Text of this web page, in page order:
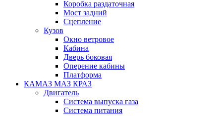
Коробка раздаточная
Мост задний
Сцепление
Кузов
Окно ветровое
Кабина
Дверь боковая
Оперение кабины
Платформа
КАМАЗ МАЗ КРАЗ
Двигатель
Система выпуска газа
Система питания